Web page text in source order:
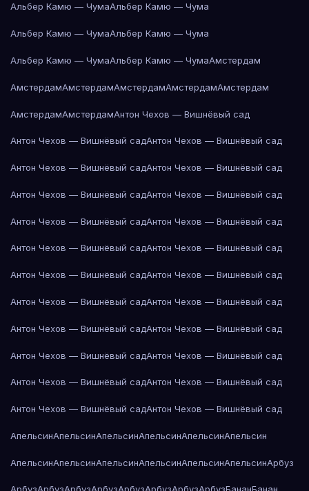
Альбер Камю — ЧумаАльбер Камю — Чума
Альбер Камю — ЧумаАльбер Камю — Чума
Альбер Камю — ЧумаАльбер Камю — ЧумаАмстердам
АмстердамАмстердамАмстердамАмстердамАмстердам
АмстердамАмстердамАнтон Чехов — Вишнёвый сад
Антон Чехов — Вишнёвый садАнтон Чехов — Вишнёвый сад
Антон Чехов — Вишнёвый садАнтон Чехов — Вишнёвый сад
Антон Чехов — Вишнёвый садАнтон Чехов — Вишнёвый сад
Антон Чехов — Вишнёвый садАнтон Чехов — Вишнёвый сад
Антон Чехов — Вишнёвый садАнтон Чехов — Вишнёвый сад
Антон Чехов — Вишнёвый садАнтон Чехов — Вишнёвый сад
Антон Чехов — Вишнёвый садАнтон Чехов — Вишнёвый сад
Антон Чехов — Вишнёвый садАнтон Чехов — Вишнёвый сад
Антон Чехов — Вишнёвый садАнтон Чехов — Вишнёвый сад
Антон Чехов — Вишнёвый садАнтон Чехов — Вишнёвый сад
Антон Чехов — Вишнёвый садАнтон Чехов — Вишнёвый сад
АпельсинАпельсинАпельсинАпельсинАпельсинАпельсин
АпельсинАпельсинАпельсинАпельсинАпельсинАпельсинАрбуз